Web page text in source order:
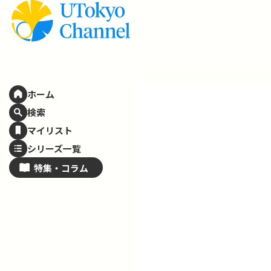
ホーム
検索
マイリスト
シリーズ一覧
特集・ コラム